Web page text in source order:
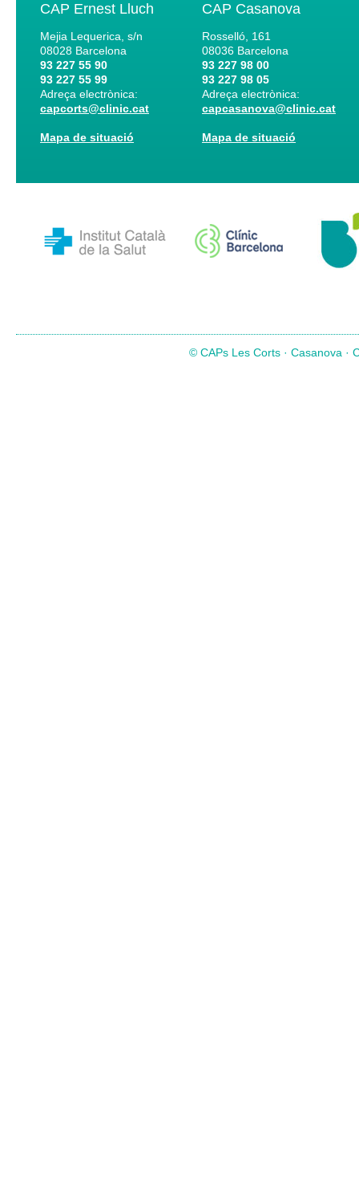
CAP Ernest Lluch
Mejia Lequerica, s/n
08028 Barcelona
93 227 55 90
93 227 55 99
Adreça electrònica:
capcorts@clinic.cat
Mapa de situació
CAP Casanova
Rosselló, 161
08036 Barcelona
93 227 98 00
93 227 98 05
Adreça electrònica:
capcasanova@clinic.cat
Mapa de situació
© CAPs Les Corts · Casanova ·